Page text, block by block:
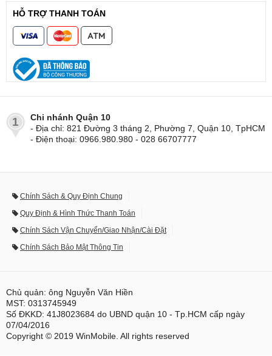
HỖ TRỢ THANH TOÁN
1
Chi nhánh Quận 10
- Địa chỉ: 821 Đường 3 tháng 2, Phường 7, Quận 10, TpHCM
- Điện thoại: 0966.980.980 - 028 66707777
Chính Sách & Quy Định Chung
Quy Định & Hình Thức Thanh Toán
Chính Sách Vận Chuyển/Giao Nhận/Cài Đặt
Chính Sách Bảo Mật Thông Tin
Chủ quản: ông Nguyễn Văn Hiền
MST: 0313745949
Số ĐKKD: 41J8023684 do UBND quận 10 - Tp.HCM cấp ngày
07/04/2016
Copyright © 2019 WinMobile. All rights reserved